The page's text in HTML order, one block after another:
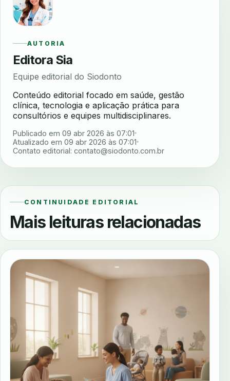
AUTORIA
Editora Sia
Equipe editorial do Siodonto
Conteúdo editorial focado em saúde, gestão
clínica, tecnologia e aplicação prática para
consultórios e equipes multidisciplinares.
Publicado em 09 abr 2026 às 07:01
Atualizado em 09 abr 2026 às 07:01
Contato editorial: contato@siodonto.com.br
CONTINUIDADE EDITORIAL
Mais leituras relacionadas